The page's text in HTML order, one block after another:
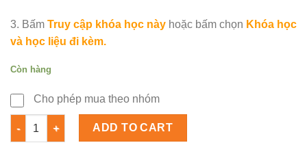
3. Bấm Truy cập khóa học này hoặc bấm chọn Khóa học
và học liệu đi kèm.
Còn hàng
Cho phép mua theo nhóm
Empower A2 Student's book Self study Số lượng
ADD TO CART